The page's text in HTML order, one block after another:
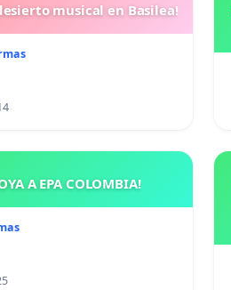
musical en Basilea!
A EPA COLOMBIA!